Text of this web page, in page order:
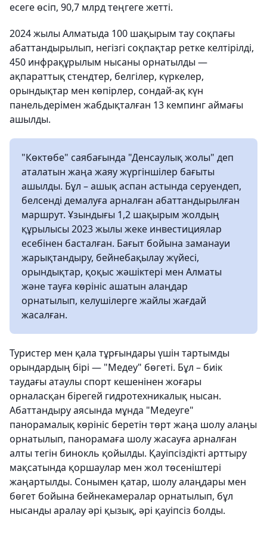
есеге өсіп, 90,7 млрд теңгеге жетті.
2024 жылы Алматыда 100 шақырым тау соқпағы
абаттандырылып, негізгі соқпақтар ретке келтірілді,
450 инфрақұрылым нысаны орнатылды —
ақпараттық стендтер, белгілер, күркелер,
орындықтар мен көпірлер, сондай-ақ күн
панельдерімен жабдықталған 13 кемпинг аймағы
ашылды.
"Көктөбе" саябағында "Денсаулық жолы" деп
аталатын жаңа жаяу жүргіншілер бағыты
ашылды. Бұл – ашық аспан астында серуендеп,
белсенді демалуға арналған абаттандырылған
маршрут. Ұзындығы 1,2 шақырым жолдың
құрылысы 2023 жылы жеке инвестициялар
есебінен басталған. Бағыт бойына заманауи
жарықтандыру, бейнебақылау жүйесі,
орындықтар, қоқыс жәшіктері мен Алматы
және тауға көрініс ашатын алаңдар
орнатылып, келушілерге жайлы жағдай
жасалған.
Туристер мен қала тұрғындары үшін тартымды
орындардың бірі — "Медеу" бөгеті. Бұл – биік
таудағы атаулы спорт кешенінен жоғары
орналасқан бірегей гидротехникалық нысан.
Абаттандыру аясында мұнда "Медеуге"
панорамалық көрініс беретін төрт жаңа шолу алаңы
орнатылып, панорамаға шолу жасауға арналған
алты тегін бинокль қойылды. Қауіпсіздікті арттыру
мақсатында қоршаулар мен жол төсеніштері
жаңартылды. Сонымен қатар, шолу алаңдары мен
бөгет бойына бейнекамералар орнатылып, бұл
нысанды аралау әрі қызық, әрі қауіпсіз болды.